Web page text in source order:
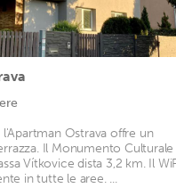
l'Apartman Ostrava offre un
Il Monumento Culturale
Vítkovice dista 3,2 km. Il
in tutte le aree. ...